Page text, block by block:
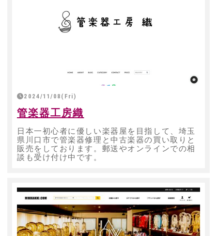
2024/11/08(Fri)
管楽器工房織
日本一初心者に優しい楽器屋を目指して、埼玉
県川口市で管楽器修理と中古楽器の買い取りと
販売をしております。郵送やオンラインでの相
談も受け付け中です。